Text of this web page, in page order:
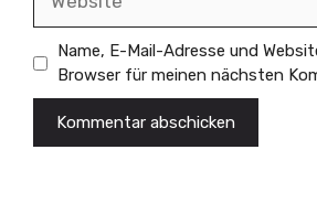
Name, E-Mail-Adresse und
Browser für meinen nächsten